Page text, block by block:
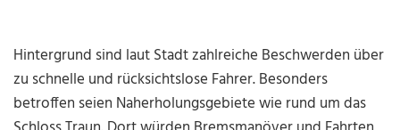
Hintergrund sind laut Stadt zahlreiche Beschwerden über
zu schnelle und rücksichtslose Fahrer. Besonders
betroffen seien Naherholungsgebiete wie rund um das